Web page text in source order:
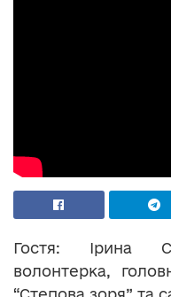
Гостя: Ірина
волонтерка,